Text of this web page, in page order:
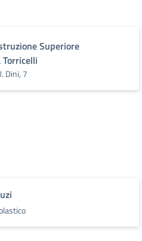
Superiore
Dini, 7